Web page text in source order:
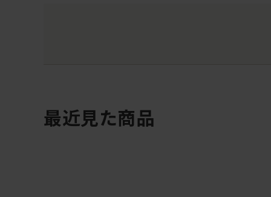
最近見た商品